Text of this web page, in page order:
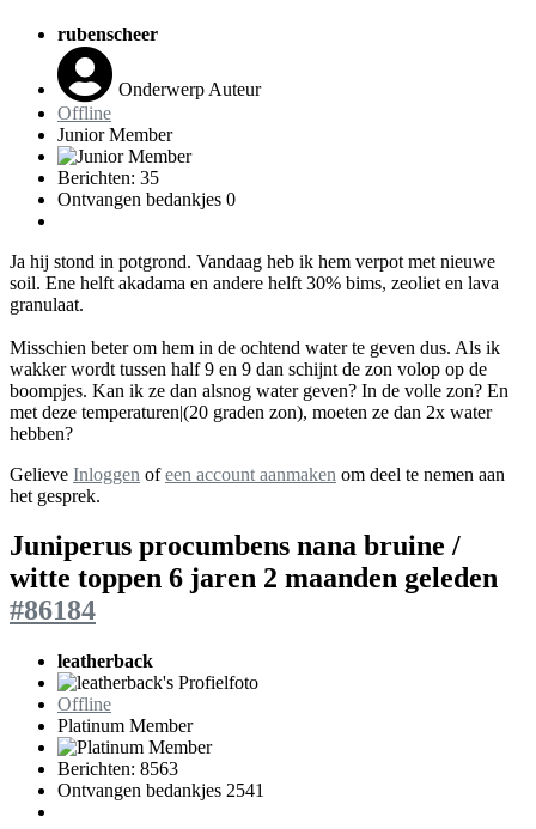
rubenscheer
Onderwerp Auteur
Offline
Junior Member
Berichten: 35
Ontvangen bedankjes 0
Ja hij stond in potgrond. Vandaag heb ik hem verpot met nieuwe
soil. Ene helft akadama en andere helft 30% bims, zeoliet en lava
granulaat.
Misschien beter om hem in de ochtend water te geven dus. Als ik
wakker wordt tussen half 9 en 9 dan schijnt de zon volop op de
boompjes. Kan ik ze dan alsnog water geven? In de volle zon? En
met deze temperaturen|(20 graden zon), moeten ze dan 2x water
hebben?
Gelieve Inloggen ofeen account aanmaken om deel te nemen aan
het gesprek.
Juniperus procumbens nana bruine /
witte toppen 6 jaren 2 maanden geleden
#86184
leatherback
Offline
Platinum Member
Berichten: 8563
Ontvangen bedankjes 2541